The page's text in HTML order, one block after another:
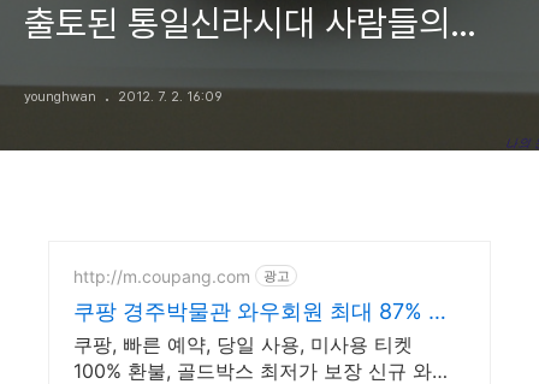
출토된 통일신라시대 사람들의
younghwan 2012. 7. 2. 16:09
http://m.coupang.com 광고
쿠팡 경주박물관 와우회원 최대 87% 할
인
쿠팡, 빠른 예약, 당일 사용, 미사용 티켓
100% 환불, 골드박스 최저가 보장 신규 와우